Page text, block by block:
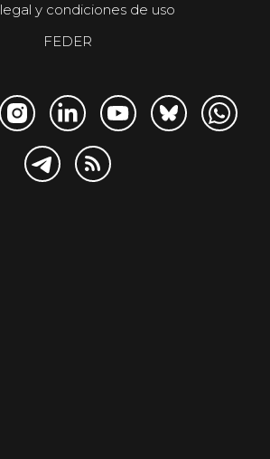
y condiciones de uso
FEDER